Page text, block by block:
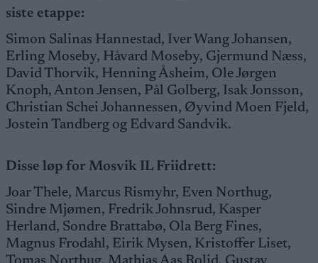
siste etappe:
Simon Salinas Hannestad, Iver Wang Johansen,
Erling Moseby, Håvard Moseby, Gjermund Næss,
David Thorvik, Henning Åsheim, Ole Jørgen
Knoph, Anton Jensen, Pål Golberg, Isak Jonsson,
Christian Schei Johannessen, Øyvind Moen Fjeld,
Jostein Tandberg og Edvard Sandvik.
Disse løp for Mosvik IL Friidrett:
Joar Thele, Marcus Rismyhr, Even Northug,
Sindre Mjømen, Fredrik Johnsrud, Kasper
Herland, Sondre Brattabø, Ola Berg Fines,
Magnus Frodahl, Eirik Mysen, Kristoffer Liset,